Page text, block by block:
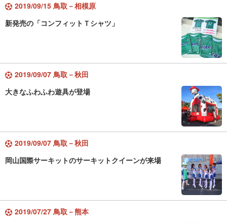
2019/09/15 鳥取－相模原
新発売の「コンフィットＴシャツ」
2019/09/07 鳥取－秋田
大きなふわふわ遊具が登場
2019/09/07 鳥取－秋田
岡山国際サーキットのサーキットクイーンが来場
2019/07/27 鳥取－熊本